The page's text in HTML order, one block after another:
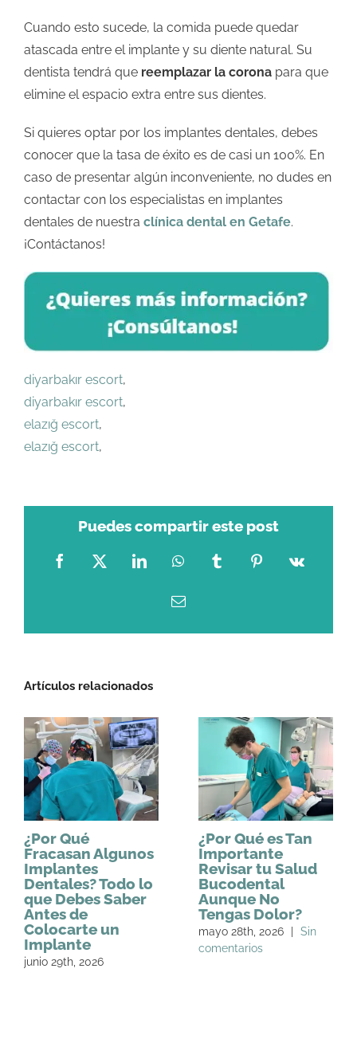
Cuando esto sucede, la comida puede quedar
atascada entre el implante y su diente natural. Su
dentista tendrá que reemplazar la corona para que
elimine el espacio extra entre sus dientes.
Si quieres optar por los implantes dentales, debes
conocer que la tasa de éxito es de casi un 100%. En
caso de presentar algún inconveniente, no dudes en
contactar con los especialistas en implantes
dentales de nuestra clínica dental en Getafe.
¡Contáctanos!
diyarbakır escort,
diyarbakır escort,
elazığ escort,
elazığ escort,
Puedes compartir este post
Facebook
X LinkedInWhatsAppTumblrPinterest
Vk
Correo
Artículos relacionados
¿Por Qué
Fracasan Algunos
Implantes
Dentales? Todo lo
que Debes Saber
Antes de
Colocarte un
Implante
junio 29th, 2026
¿Por Qué es Tan
Importante
Revisar tu Salud
Bucodental
Aunque No
Tengas Dolor?
mayo 28th, 2026
Sin
comentarios